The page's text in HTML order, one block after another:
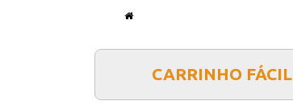
CARRINHO FÁCIL